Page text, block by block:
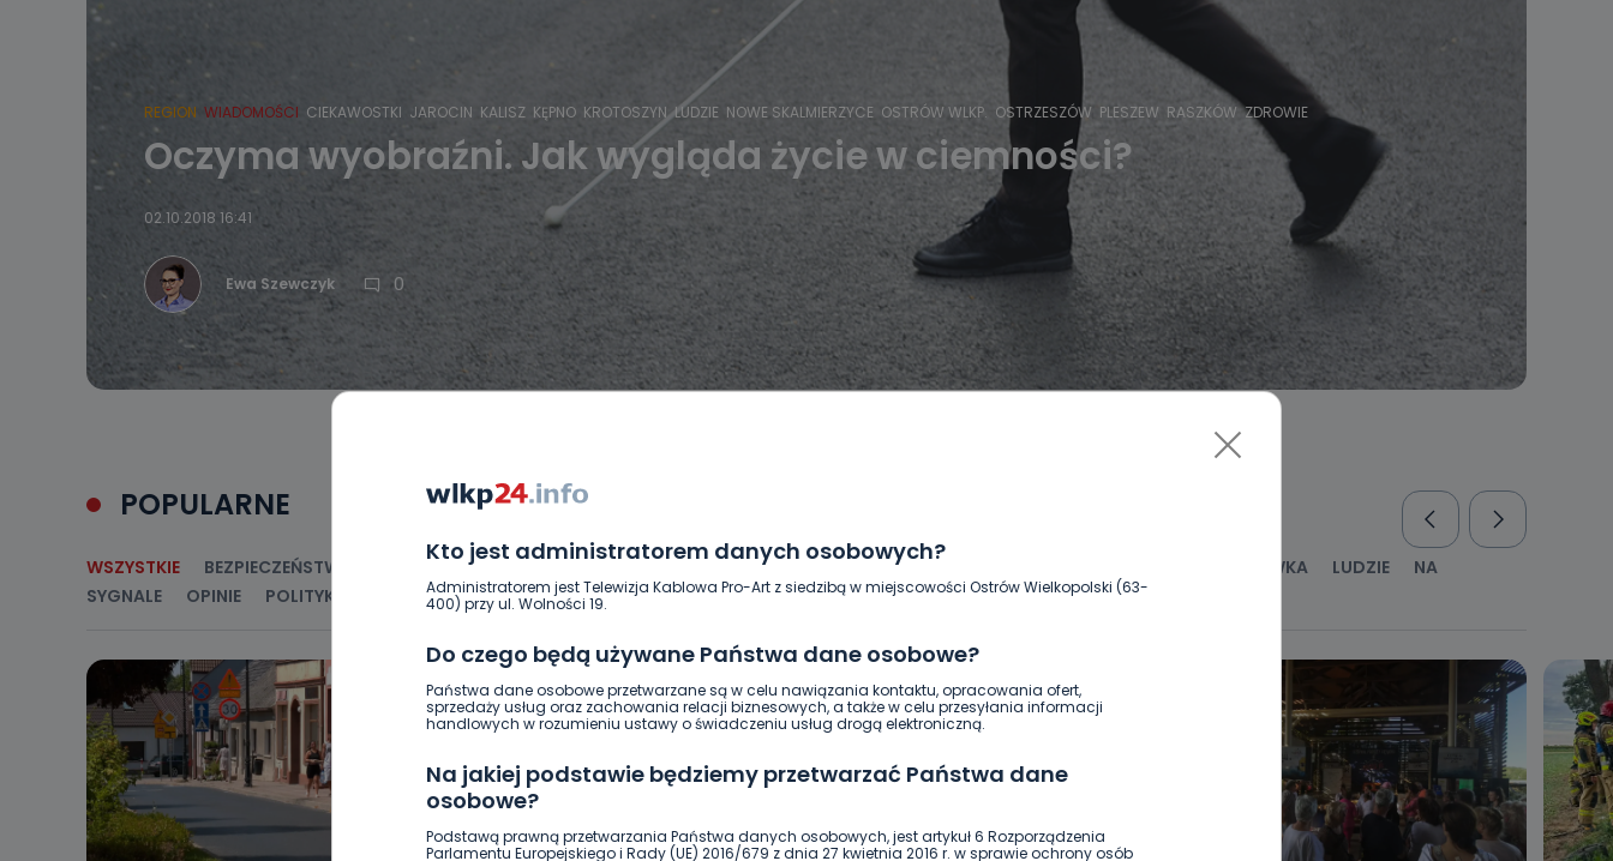
Kto jest administratorem danych osobowych?
Administratorem jest Telewizja Kablowa Pro-Art z siedzibą w miejscowości Ostrów Wielkopolski (63-
400) przy ul. Wolności 19.
Do czego będą używane Państwa dane osobowe?
Państwa dane osobowe przetwarzane są w celu nawiązania kontaktu, opracowania ofert,
sprzedaży usług oraz zachowania relacji biznesowych, a także w celu przesyłania informacji
handlowych w rozumieniu ustawy o świadczeniu usług drogą elektroniczną.
Na jakiej podstawie będziemy przetwarzać Państwa dane
osobowe?
Podstawą prawną przetwarzania Państwa danych osobowych, jest artykuł 6 Rozporządzenia
Parlamentu Europejskiego i Rady (UE) 2016/679 z dnia 27 kwietnia 2016 r. w sprawie ochrony osób
REGION WIADOMOŚCI CIEKAWOSTKI JAROCIN KALISZ KĘPNO KROTOSZYN LUDZIE NOWE SKALMIERZYCE OSTRÓW WLKP. OSTRZESZÓW PLESZEW RASZKÓW ZDROWIE
Oczyma wyobraźni. Jak wygląda życie w ciemności?
02.10.2018 16:41
Ewa Szewczyk 0
POPULARNE
WSZYSTKIE BEZPIECZEŃSTWO CIEKAWOSTKI GOSPODARKA I FINANSE HISTORIA KULTURA I ROZRYWKA LUDZIE
NA
SYGNALE
OPINIE POLITYKA RELIGIA SAMORZĄD ŚRODOWISKO WASZE INFO WSZYSTKICH ŚWIĘTYCH WYWIADY